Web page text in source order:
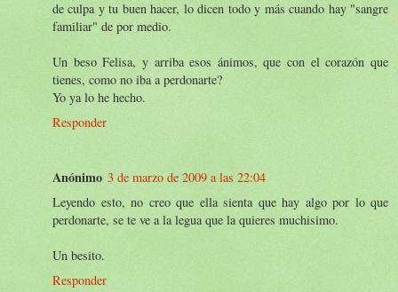
de culpa y tu buen hacer, lo dicen todo y más cuando hay "sangre
familiar" de por medio.
Un beso Felisa, y arriba esos ánimos, que con el corazón que
tienes, como no iba a perdonarte?
Yo ya lo he hecho.
Responder
Anónimo 3 de marzo de 2009 a las 22:04
Leyendo esto, no creo que ella sienta que hay algo por lo que
perdonarte, se te ve a la legua que la quieres muchisimo.
Un besito.
Responder